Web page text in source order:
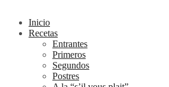
Inicio
Recetas
Entrantes
Primeros
Segundos
Postres